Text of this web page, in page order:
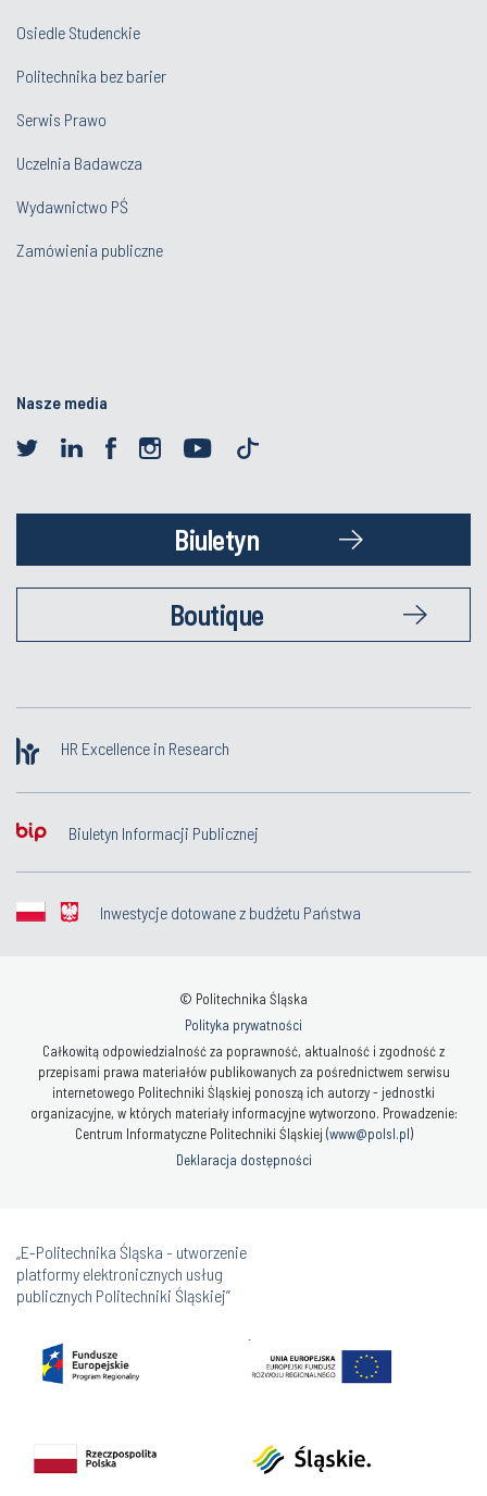
Osiedle Studenckie
Politechnika bez barier
Serwis Prawo
Uczelnia Badawcza
Wydawnictwo PŚ
Zamówienia publiczne
Nasze media
Biuletyn
Boutique
HR Excellence in Research
Biuletyn Informacji Publicznej
Inwestycje dotowane z budżetu Państwa
© Politechnika Śląska
Polityka prywatności
Całkowitą odpowiedzialność za poprawność, aktualność i zgodność z
przepisami prawa materiałów publikowanych za pośrednictwem serwisu
internetowego Politechniki Śląskiej ponoszą ich autorzy - jednostki
organizacyjne, w których materiały informacyjne wytworzono. Prowadzenie:
Centrum Informatyczne Politechniki Śląskiej (www@polsl.pl)
Deklaracja dostępności
„E-Politechnika Śląska - utworzenie
platformy elektronicznych usług
publicznych Politechniki Śląskiej”